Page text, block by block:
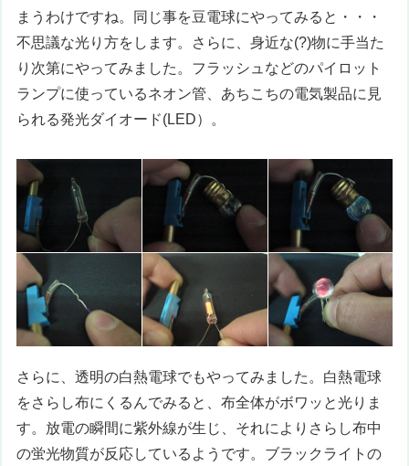
まうわけですね。同じ事を豆電球にやってみると・・・
不思議な光り方をします。さらに、身近な(?)物に手当た
り次第にやってみました。フラッシュなどのパイロット
ランプに使っているネオン管、あちこちの電気製品に見
られる発光ダイオード(LED）。
さらに、透明の白熱電球でもやってみました。白熱電球
をさらし布にくるんでみると、布全体がボワッと光りま
す。放電の瞬間に紫外線が生じ、それによりさらし布中
の蛍光物質が反応しているようです。ブラックライトの